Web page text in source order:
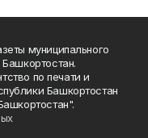
муниципального
по печати и
Башкортостан